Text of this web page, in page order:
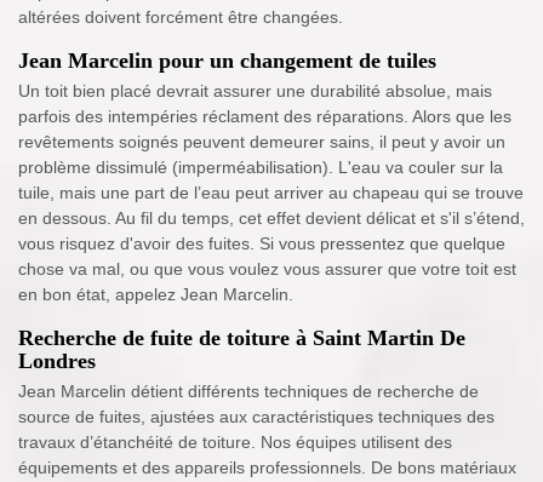
altérées doivent forcément être changées.
Jean Marcelin pour un changement de tuiles
Un toit bien placé devrait assurer une durabilité absolue, mais
parfois des intempéries réclament des réparations. Alors que les
revêtements soignés peuvent demeurer sains, il peut y avoir un
problème dissimulé (imperméabilisation). L'eau va couler sur la
tuile, mais une part de l’eau peut arriver au chapeau qui se trouve
en dessous. Au fil du temps, cet effet devient délicat et s'il s’étend,
vous risquez d'avoir des fuites. Si vous pressentez que quelque
chose va mal, ou que vous voulez vous assurer que votre toit est
en bon état, appelez Jean Marcelin.
Recherche de fuite de toiture à Saint Martin De
Londres
Jean Marcelin détient différents techniques de recherche de
source de fuites, ajustées aux caractéristiques techniques des
travaux d’étanchéité de toiture. Nos équipes utilisent des
équipements et des appareils professionnels. De bons matériaux